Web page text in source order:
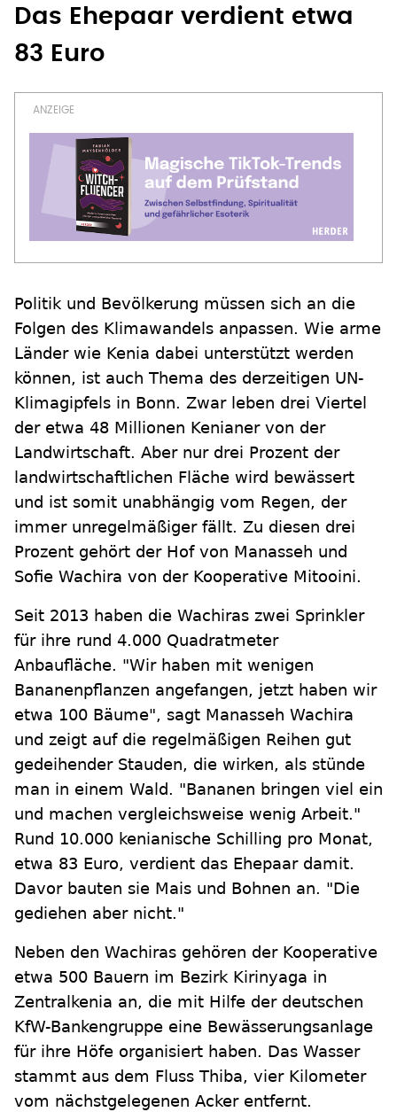
Das Ehepaar verdient etwa
83 Euro
Politik und Bevölkerung müssen sich an die
Folgen des Klimawandels anpassen. Wie arme
Länder wie Kenia dabei unterstützt werden
können, ist auch Thema des derzeitigen UN-
Klimagipfels in Bonn. Zwar leben drei Viertel
der etwa 48 Millionen Kenianer von der
Landwirtschaft. Aber nur drei Prozent der
landwirtschaftlichen Fläche wird bewässert
und ist somit unabhängig vom Regen, der
immer unregelmäßiger fällt. Zu diesen drei
Prozent gehört der Hof von Manasseh und
Sofie Wachira von der Kooperative Mitooini.
Seit 2013 haben die Wachiras zwei Sprinkler
für ihre rund 4.000 Quadratmeter
Anbaufläche. "Wir haben mit wenigen
Bananenpflanzen angefangen, jetzt haben wir
etwa 100 Bäume", sagt Manasseh Wachira
und zeigt auf die regelmäßigen Reihen gut
gedeihender Stauden, die wirken, als stünde
man in einem Wald. "Bananen bringen viel ein
und machen vergleichsweise wenig Arbeit."
Rund 10.000 kenianische Schilling pro Monat,
etwa 83 Euro, verdient das Ehepaar damit.
Davor bauten sie Mais und Bohnen an. "Die
gediehen aber nicht."
Neben den Wachiras gehören der Kooperative
etwa 500 Bauern im Bezirk Kirinyaga in
Zentralkenia an, die mit Hilfe der deutschen
KfW-Bankengruppe eine Bewässerungsanlage
für ihre Höfe organisiert haben. Das Wasser
stammt aus dem Fluss Thiba, vier Kilometer
vom nächstgelegenen Acker entfernt.